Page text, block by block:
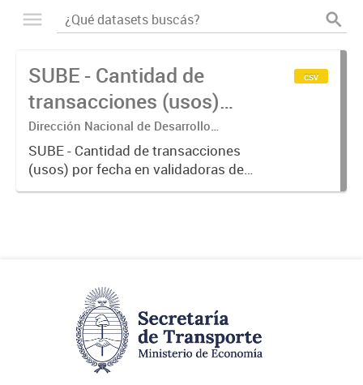
SUBE - Cantidad de
transacciones (usos)
por fecha
Dirección Nacional de Desarrollo
Tecnológico - Ministerio de Transporte.
SUBE - Cantidad de transacciones
(usos) por fecha en validadoras de
la red SUBE.
csv